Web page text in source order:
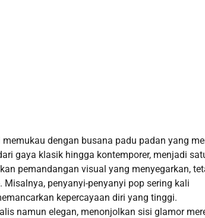
dengan busana padu padan yang
gaya klasik hingga kontemporer, menjadi
pemandangan visual yang menyegarkan,
penyanyi-penyanyi pop sering kali
kepercayaan diri yang tinggi.
namun elegan, menonjolkan sisi glamor